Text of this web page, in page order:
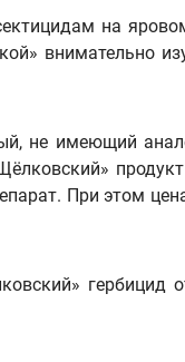
на
внимательно
не имеющий
При этом
гербицид